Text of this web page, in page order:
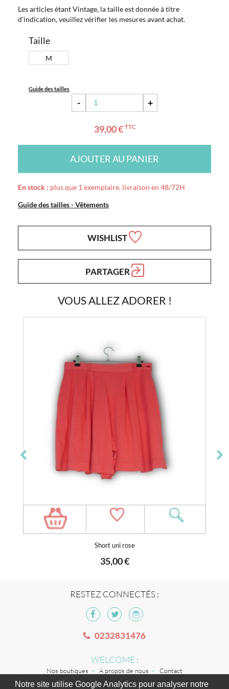
Notre site utilise Google Analytics pour analyser notre
Les articles étant Vintage, la taille est donnée à titre
d'indication, veuillez vérifier les mesures avant achat.
Taille
M
Guide des tailles
- +
39,00 € TTC
AJOUTER AU PANIER
En stock : plus que 1 exemplaire, livraison en 48/72H
Guide des tailles - Vêtements
WISHLIST
PARTAGER
VOUS ALLEZ ADORER !
Short uni rose
35,00 €
RESTEZ CONNECTÉS :
0232831476
WELCOME :
Nos boutiques A propos de nous Contact